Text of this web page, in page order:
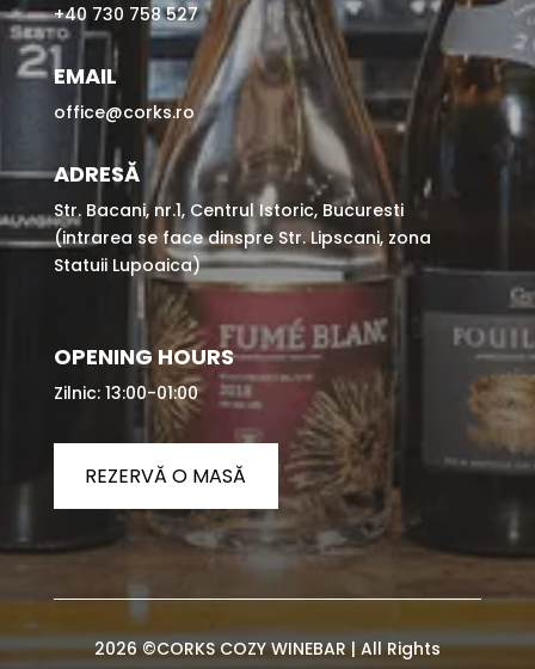
+40 730 758 527
EMAIL
office@corks.ro
ADRESĂ
Str. Bacani, nr.1, Centrul Istoric, Bucuresti
(intrarea se face dinspre Str. Lipscani, zona
Statuii Lupoaica)
OPENING HOURS
Zilnic: 13:00-01:00
REZERVĂ O MASĂ
2026 ©CORKS COZY WINEBAR | All Rights